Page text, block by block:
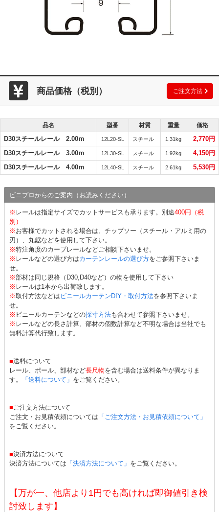
商品価格（税別） ご注文方法
品名 型番 材質 重量 価格
D30スチールレール 2.00ｍ 12L20-SL スチール 1.31kg
2,770円
D30スチールレール 3.00ｍ
12L30-SL スチール 1.92kg
4,150円
D30スチールレール 4.00ｍ
12L40-SL スチール 2.61kg 5,530円
ビニプロからのご案内（お読みください）
※ レールは指定サイズでカットサービスも承ります。別途400円（税
別）
※ お客様でカットされる場合は、チップソー（スチール・アルミ用の
刃）、丸鋸などを使用して下さい。
※特注角度のカーブレールなどご相談下さいませ。
※ レールなどの選び方はカーテンレールの選び方をご参照下さいま
せ。
※部材は同じ規格（D30,D40など）の物を使用して下さい
※ レールは1本から出荷致します。
※取付方法などは ビニールカーテンDIY・取付方法を参照下さいま
せ。
※ ビニールカーテンなどの採寸方法も合わせて参照下さいませ。
※ レールなどの長さ計算、部材の個数計算など不明な場合は当社でも
無料計算代行致します。
■送料について
レール、ポール、部材など長尺物を含む場合は送料条件が異なりま
す。
「送料について」 をご覧ください。
■ご注文方法について
ご注文・お見積依頼については 「ご注文方法・お見積依頼について」
をご覧ください。
■決済方法について
決済方法については 「決済方法について」 をご覧ください。
【万が一、他店より1円でも高ければ即御値引き検
討致します】